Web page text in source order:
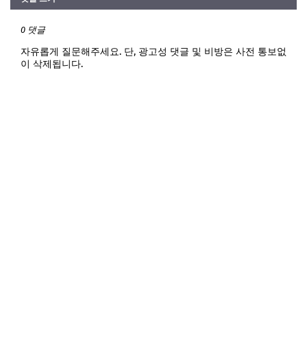
0 댓글
자유롭게 질문해주세요. 단, 광고성 댓글 및 비방은 사전 통보없
이 삭제됩니다.